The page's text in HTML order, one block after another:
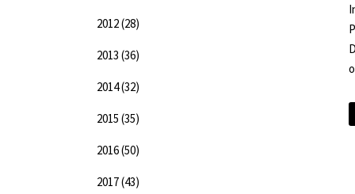
2012(28)
2013 (36)
2014(32)
2015 (35)
2016(50)
2017(43)